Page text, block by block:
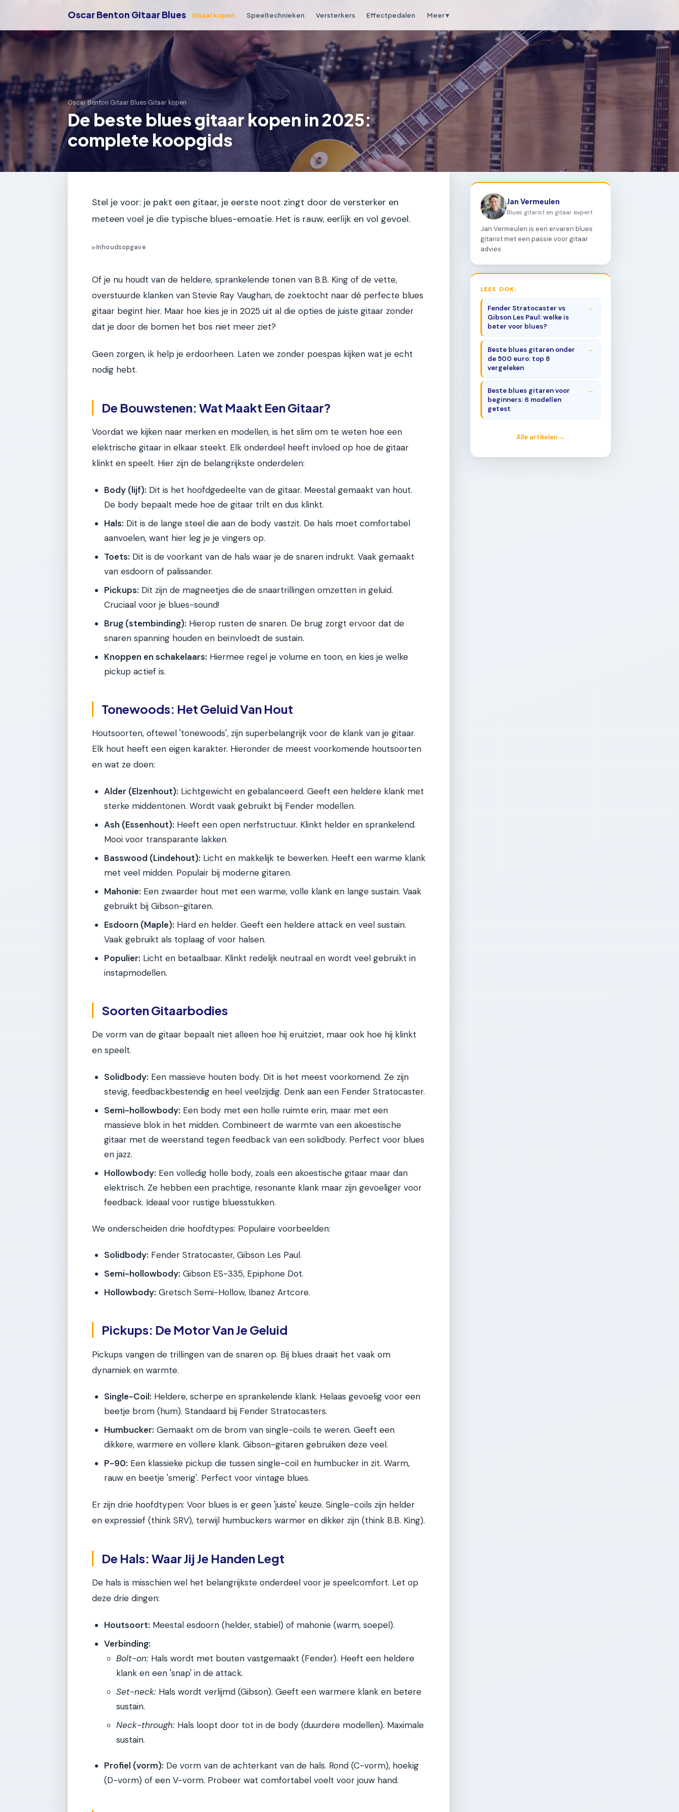
Oscar Benton Gitaar Blues Gitaar kopen Speeltechnieken Versterkers Effectpedalen Meer ▾
Oscar Benton Gitaar Blues›Gitaar kopen
De beste blues gitaar kopen in 2025:
complete koopgids
Stel je voor: je pakt een gitaar, je eerste noot zingt door de versterker en
meteen voel je die typische blues-emoatie. Het is rauw, eerlijk en vol gevoel.
▶Inhoudsopgave
Of je nu houdt van de heldere, sprankelende tonen van B.B. King of de vette,
overstuurde klanken van Stevie Ray Vaughan, de zoektocht naar dé perfecte blues
gitaar begint hier. Maar hoe kies je in 2025 uit al die opties de juiste gitaar zonder
dat je door de bomen het bos niet meer ziet?
Geen zorgen, ik help je erdoorheen. Laten we zonder poespas kijken wat je echt
nodig hebt.
De Bouwstenen: Wat Maakt Een Gitaar?
Voordat we kijken naar merken en modellen, is het slim om te weten hoe een
elektrische gitaar in elkaar steekt. Elk onderdeel heeft invloed op hoe de gitaar
klinkt en speelt. Hier zijn de belangrijkste onderdelen:
Body (lijf): Dit is het hoofdgedeelte van de gitaar. Meestal gemaakt van hout.
De body bepaalt mede hoe de gitaar trilt en dus klinkt.
Hals: Dit is de lange steel die aan de body vastzit. De hals moet comfortabel
aanvoelen, want hier leg je je vingers op.
Toets: Dit is de voorkant van de hals waar je de snaren indrukt. Vaak gemaakt
van esdoorn of palissander.
Pickups: Dit zijn de magneetjes die de snaartrillingen omzetten in geluid.
Cruciaal voor je blues-sound!
Brug (stembinding): Hierop rusten de snaren. De brug zorgt ervoor dat de
snaren spanning houden en beïnvloedt de sustain.
Knoppen en schakelaars: Hiermee regel je volume en toon, en kies je welke
pickup actief is.
Tonewoods: Het Geluid Van Hout
Houtsoorten, oftewel 'tonewoods', zijn superbelangrijk voor de klank van je gitaar.
Elk hout heeft een eigen karakter. Hieronder de meest voorkomende houtsoorten
en wat ze doen:
Alder (Elzenhout): Lichtgewicht en gebalanceerd. Geeft een heldere klank met
sterke middentonen. Wordt vaak gebruikt bij Fender modellen.
Ash (Essenhout): Heeft een open nerfstructuur. Klinkt helder en sprankelend.
Mooi voor transparante lakken.
Basswood (Lindehout): Licht en makkelijk te bewerken. Heeft een warme klank
met veel midden. Populair bij moderne gitaren.
Mahonie: Een zwaarder hout met een warme, volle klank en lange sustain. Vaak
gebruikt bij Gibson-gitaren.
Esdoorn (Maple): Hard en helder. Geeft een heldere attack en veel sustain.
Vaak gebruikt als toplaag of voor halsen.
Populier: Licht en betaalbaar. Klinkt redelijk neutraal en wordt veel gebruikt in
instapmodellen.
Soorten Gitaarbodies
De vorm van de gitaar bepaalt niet alleen hoe hij eruitziet, maar ook hoe hij klinkt
en speelt.
Solidbody: Een massieve houten body. Dit is het meest voorkomend. Ze zijn
stevig, feedbackbestendig en heel veelzijdig. Denk aan een Fender Stratocaster.
Semi-hollowbody: Een body met een holle ruimte erin, maar met een
massieve blok in het midden. Combineert de warmte van een akoestische
gitaar met de weerstand tegen feedback van een solidbody. Perfect voor blues
en jazz.
Hollowbody: Een volledig holle body, zoals een akoestische gitaar maar dan
elektrisch. Ze hebben een prachtige, resonante klank maar zijn gevoeliger voor
feedback. Ideaal voor rustige bluesstukken.
We onderscheiden drie hoofdtypes: Populaire voorbeelden:
Solidbody: Fender Stratocaster, Gibson Les Paul.
Semi-hollowbody: Gibson ES-335, Epiphone Dot.
Hollowbody: Gretsch Semi-Hollow, Ibanez Artcore.
Pickups: De Motor Van Je Geluid
Pickups vangen de trillingen van de snaren op. Bij blues draait het vaak om
dynamiek en warmte.
Single-Coil: Heldere, scherpe en sprankelende klank. Helaas gevoelig voor een
beetje brom (hum). Standaard bij Fender Stratocasters.
Humbucker: Gemaakt om de brom van single-coils te weren. Geeft een
dikkere, warmere en vollere klank. Gibson-gitaren gebruiken deze veel.
P-90: Een klassieke pickup die tussen single-coil en humbucker in zit. Warm,
rauw en beetje 'smerig'. Perfect voor vintage blues.
Er zijn drie hoofdtypen: Voor blues is er geen 'juiste' keuze. Single-coils zijn helder
en expressief (think SRV), terwijl humbuckers warmer en dikker zijn (think B.B. King).
De Hals: Waar Jij Je Handen Legt
De hals is misschien wel het belangrijkste onderdeel voor je speelcomfort. Let op
deze drie dingen:
Houtsoort: Meestal esdoorn (helder, stabiel) of mahonie (warm, soepel).
Verbinding:
Bolt-on: Hals wordt met bouten vastgemaakt (Fender). Heeft een heldere
klank en een 'snap' in de attack.
Set-neck: Hals wordt verlijmd (Gibson). Geeft een warmere klank en betere
sustain.
Neck-through: Hals loopt door tot in de body (duurdere modellen). Maximale
sustain.
Profiel (vorm): De vorm van de achterkant van de hals. Rond (C-vorm), hoekig
(D-vorm) of een V-vorm. Probeer wat comfortabel voelt voor jouw hand.
Jan Vermeulen
Blues gitarist en gitaar expert
Jan Vermeulen is een ervaren blues
gitarist met een passie voor gitaar
advies.
LEES OOK:
Fender Stratocaster vs
Gibson Les Paul: welke is
beter voor blues?
Beste blues gitaren onder
de 500 euro: top 8
vergeleken
Beste blues gitaren voor
beginners: 6 modellen
getest
Alle artikelen